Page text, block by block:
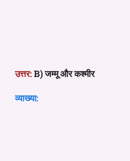
उत्तर:B) जम्मू और कश्मीर
व्याख्या: